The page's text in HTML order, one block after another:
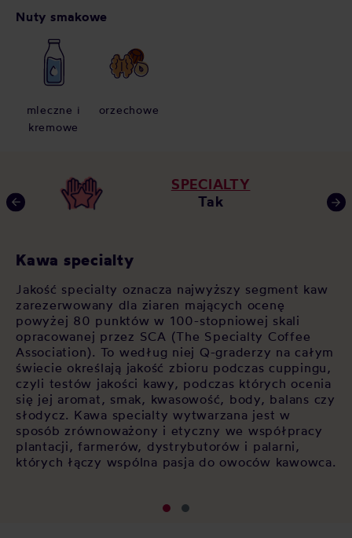
Nuty smakowe
mleczne i
kremowe
orzechowe
SPECIALTY
Tak
Kawa specialty
Jakość specialty oznacza najwyższy segment kaw
zarezerwowany dla ziaren mających ocenę
powyżej 80 punktów w 100-stopniowej skali
opracowanej przez SCA (The Specialty Coffee
Association). To według niej Q-graderzy na całym
świecie określają jakość zbioru podczas cuppingu,
czyli testów jakości kawy, podczas których ocenia
się jej aromat, smak, kwasowość, body, balans czy
słodycz. Kawa specialty wytwarzana jest w
sposób zrównoważony i etyczny we współpracy
plantacji, farmerów, dystrybutorów i palarni,
których łączy wspólna pasja do owoców kawowca.